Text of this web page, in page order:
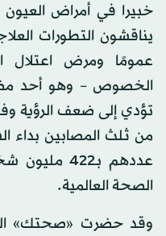
يناقشون التطورات
عمومًا ومرض اعتلال
الخصوص – وهو أحد
تؤدي إلى ضعف الرؤية
من ثلث المصابين بداء
عددهم
الصحة العالمية.
وقد حضرت «صحتك»